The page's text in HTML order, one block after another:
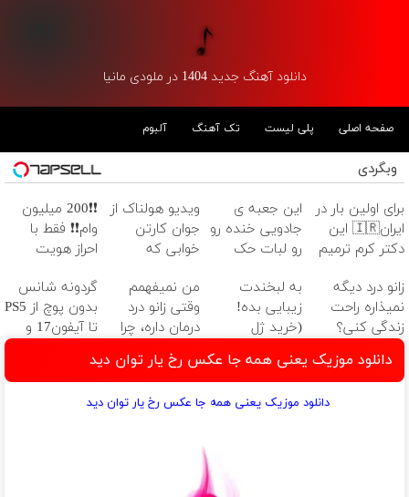
دانلود آهنگ جدید 1404 در ملودی مانیا
صفحه اصلی پلی لیست تک آهنگ آلبوم
وبگردی
برای اولین بار در
ایران🇮🇷 این
دکتر کرم ترمیم
ساخت!
این جعبه ی
جادویی خنده رو
رو لبات حک
خرید40%تخفیف
ویدیو هولناک از
جوان کارتن
خوابی که
آموزش رایگان
❗❗200 میلیون
وام❗❗ فقط با
احراز هویت
زانو درد دیگه
نمیذاره راحت
زندگی کنی؟
به لبخندت
زیبایی بده!
(خرید ژل
دندان
با40%تخفیف)
من نمیفهمم
وقتی زانو درد
درمان داره، چرا
تحمل میکنی؟❗
گردونه شانس
بدون پوچ از PS5
تا آیفون17 و
دانلود موزیک یعنی همه جا عکس رخ یار توان دید
دانلود موزیک یعنی همه جا عکس رخ یار توان دید